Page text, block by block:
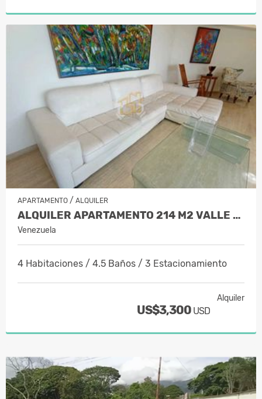
APARTAMENTO / ALQUILER
ALQUILER APARTAMENTO 214 M2 VALLE AR…
Venezuela
4 Habitaciones / 4.5 Baños / 3 Estacionamiento
Alquiler
US$3,300 USD